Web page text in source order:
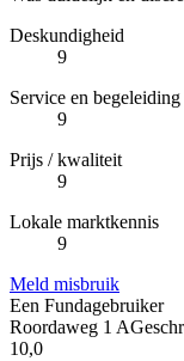
Deskundigheid
9
Service en begeleiding
9
Prijs / kwaliteit
9
Lokale marktkennis
9
Meld misbruik
Een Fundagebruiker
Roordaweg 1 A
10,0